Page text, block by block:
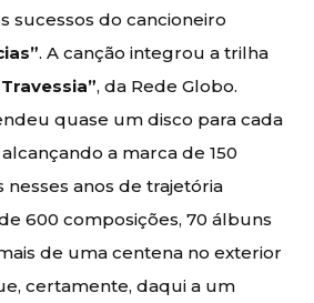
sucessos do cancioneiro
. A canção integrou a trilha
, da Rede Globo.
quase um disco para cada
a marca de 150
nesses anos de trajetória
600 composições, 70 álbuns
de uma centena no exterior
certamente, daqui a um